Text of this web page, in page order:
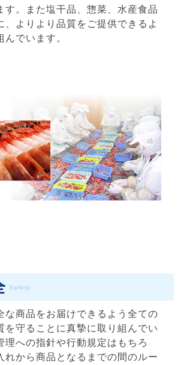
す。また塩干品、惣菜、水産食品
、よりより品質をご提供できるよ
んでいます。
Safety
な商品をお届けできるよう全ての
を守ることに真摯に取り組んでい
理への指針や行動規定はもちろ
れから商品となるまでの間のルー